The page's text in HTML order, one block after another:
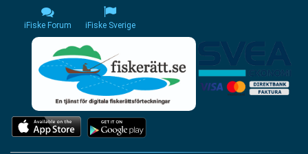
iFiske Forum iFiske Sverige